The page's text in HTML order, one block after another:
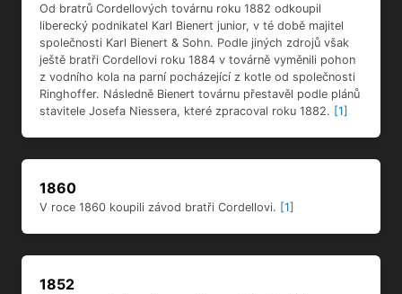
Od bratrů Cordellových továrnu roku 1882 odkoupil
liberecký podnikatel Karl Bienert junior, v té době majitel
společnosti Karl Bienert & Sohn. Podle jiných zdrojů však
ještě bratři Cordellovi roku 1884 v továrně vyměnili pohon
z vodního kola na parní pocházející z kotle od společnosti
Ringhoffer. Následně Bienert továrnu přestavěl podle plánů
stavitele Josefa Niessera, které zpracoval roku 1882. [1]
1860
V roce 1860 koupili závod bratři Cordellovi. [1]
1852